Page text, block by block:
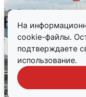
На
cookie-файлы.
подтверждаете
использование.